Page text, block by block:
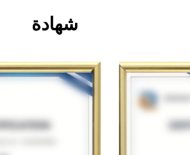
شهادة